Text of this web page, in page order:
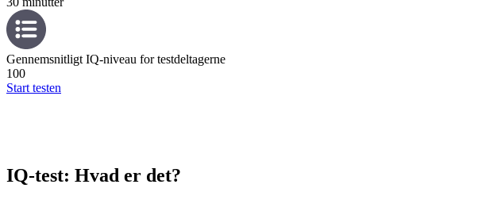
Gennemsnitligt IQ-niveau for testdeltagerne
100
Start testen
IQ-test: Hvad er det?